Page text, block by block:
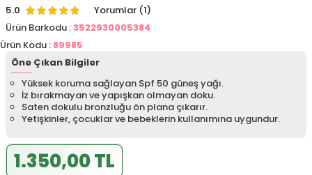
5.0
Yorumlar (1)
Ürün Barkodu :3522930005384
Ürün Kodu : 89985
Öne Çıkan Bilgiler
Yüksek koruma sağlayan Spf 50 güneş yağı.
İz bırakmayan ve yapışkan olmayan doku.
Saten dokulu bronzluğu ön plana çıkarır.
Yetişkinler, çocuklar ve bebeklerin kullanımına uygundur.
1.350,00 TL